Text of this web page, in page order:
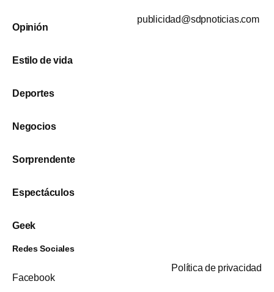
Opinión
Estilo de vida
Deportes
Negocios
Sorprendente
Espectáculos
Geek
publicidad@sdpnoticias.com
Redes Sociales
Facebook
Política de privacidad